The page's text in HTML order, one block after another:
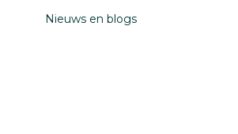
Nieuws en blogs